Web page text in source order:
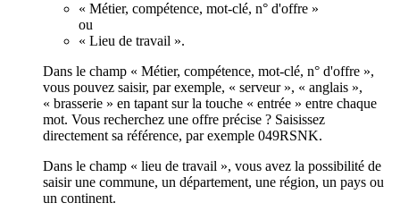
« Métier, compétence, mot-clé, n° d'offre »
ou
« Lieu de travail ».
Dans le champ « Métier, compétence, mot-clé, n° d'offre »,
vous pouvez saisir, par exemple, « serveur », « anglais »,
« brasserie » en tapant sur la touche « entrée » entre chaque
mot. Vous recherchez une offre précise ? Saisissez
directement sa référence, par exemple 049RSNK.
Dans le champ « lieu de travail », vous avez la possibilité de
saisir une commune, un département, une région, un pays ou
un continent.